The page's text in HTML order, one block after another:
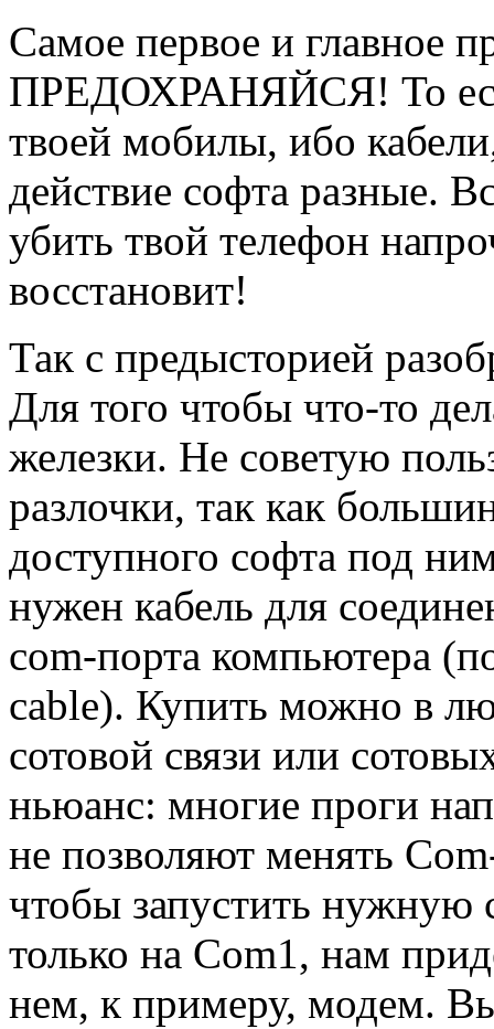
Самое первое и главное
ПРЕДОХРАНЯЙСЯ! То
твоей мобилы, ибо
действие софта разные.
убить твой телефон
восстановит!
Так с предысторией
Для того чтобы что-то
железки. Не советую
разлочки, так как
доступного софта под
нужен кабель для
com-порта компьютера
cable). Купить можно в
сотовой связи или
ньюанс: многие проги
не позволяют менять
чтобы запустить нужную
только на Сom1, нам
нем, к примеру, модем.